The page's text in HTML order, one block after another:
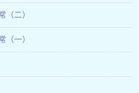
（二）
（一）